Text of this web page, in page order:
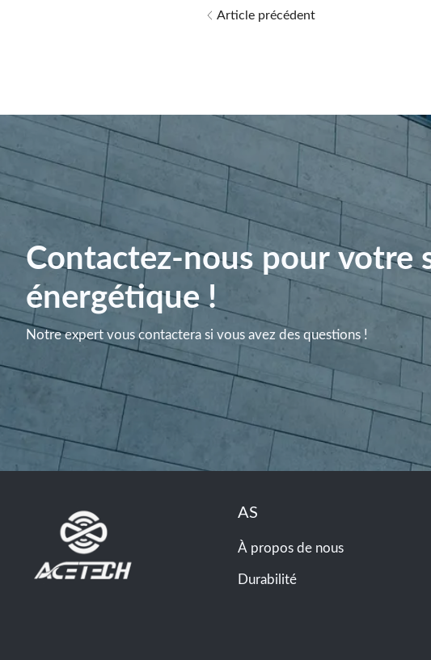
Article précédent
Contactez-nous pour votre
énergétique !
Notre expert vous contactera si vous avez des questions !
AS
À propos de nous
Durabilité